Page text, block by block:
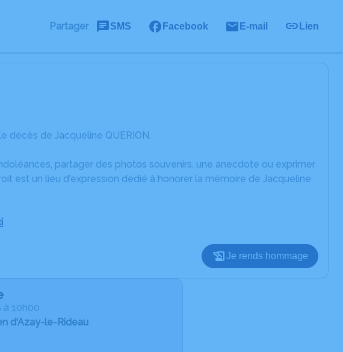
Partager SMS Facebook E-mail Lien
décès de Jacqueline QUERION.
partager des photos souvenirs, une anecdote ou exprimer
est un lieu d'expression dédié à honorer la mémoire de Jacqueline
.
Je rends hommage
à 10h00
d'Azay-le-Rideau